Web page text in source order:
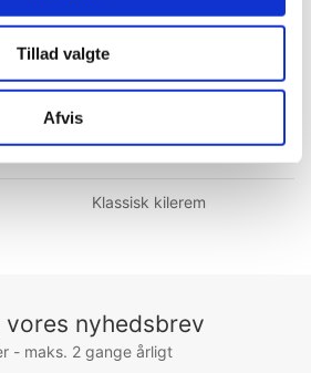
Tillad valgte
Afvis
2663
2650
Klassisk kilerem
nyhedsbrev
- maks. 2 gange årligt